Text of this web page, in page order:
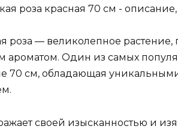
роза — великолепное
ароматом. Один из самых
70 см, обладающая
своей изысканностью и